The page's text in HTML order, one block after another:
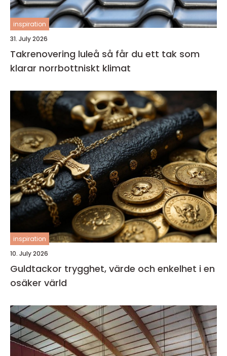
inspiration
31. July 2026
Takrenovering luleå så får du ett tak som
klarar norrbottniskt klimat
inspiration
10. July 2026
Guldtackor trygghet, värde och enkelhet i en
osäker värld